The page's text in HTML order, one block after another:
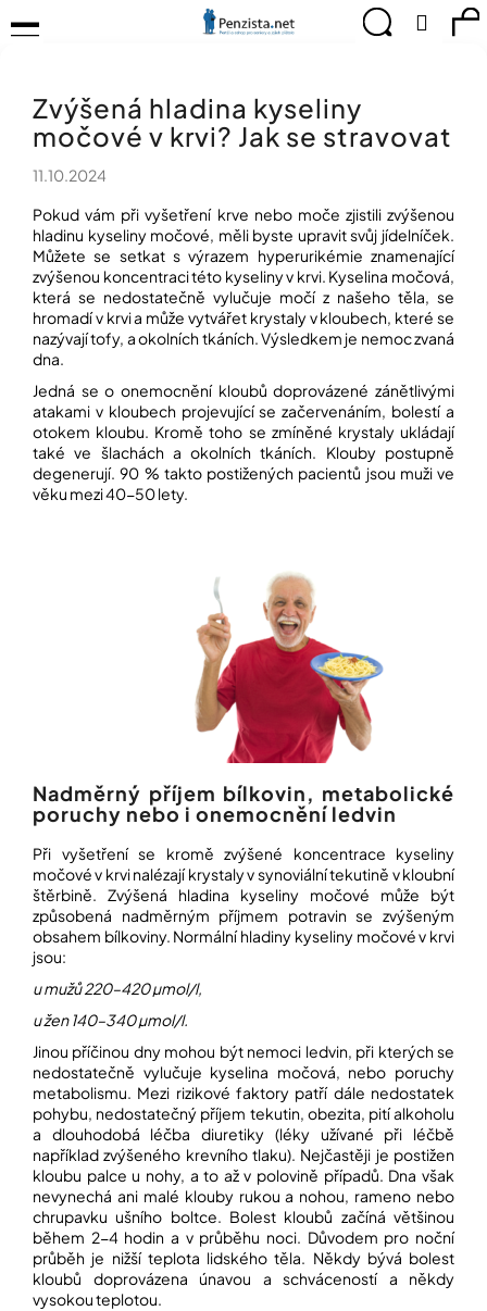
na
TIPY
PRO
ZDRAVÍ
CVIČÍME
PRO
RADOST
OBJEVUJTE
TVOŘTE
CHYTRÝ
PRŮVODCE
MODERNÍM
SVĚTEM
KTERÁ
POSÍLÍ
PAMĚŤ
KONCENTRACI
BAZAR
REPASOVANÉ
POMŮCKY
Přihlášení
Hledat
Menu
Zvýšená hladina kyseliny
močové v krvi? Jak se stravovat
11.10.2024
Pokud vám při vyšetření krve nebo moče zjistili zvýšenou
hladinu kyseliny močové, měli byste upravit svůj jídelníček.
Můžete se setkat s výrazem hyperurikémie znamenající
zvýšenou koncentraci této kyseliny v krvi. Kyselina močová,
která se nedostatečně vylučuje močí z našeho těla, se
hromadí v krvi a může vytvářet krystaly v kloubech, které se
nazývají tofy, a okolních tkáních. Výsledkem je nemoc zvaná
dna.
Jedná se o onemocnění kloubů doprovázené zánětlivými
atakami v kloubech projevující se začervenáním, bolestí a
otokem kloubu. Kromě toho se zmíněné krystaly ukládají
také ve šlachách a okolních tkáních. Klouby postupně
degenerují. 90 % takto postižených pacientů jsou muži ve
věku mezi 40-50 lety.
Nadměrný příjem bílkovin, metabolické
poruchy nebo i onemocnění ledvin
Při vyšetření se kromě zvýšené koncentrace kyseliny
močové v krvi nalézají krystaly v synoviální tekutině v kloubní
štěrbině. Zvýšená hladina kyseliny močové může být
způsobená nadměrným příjmem potravin se zvýšeným
obsahem bílkoviny. Normální hladiny kyseliny močové v krvi
jsou:
u mužů 220–420 µmol/l,
u žen 140–340 µmol/l.
Jinou příčinou dny mohou být nemoci ledvin, při kterých se
nedostatečně vylučuje kyselina močová, nebo poruchy
metabolismu. Mezi rizikové faktory patří dále nedostatek
pohybu, nedostatečný příjem tekutin, obezita, pití alkoholu
a dlouhodobá léčba diuretiky (léky užívané při léčbě
například zvýšeného krevního tlaku). Nejčastěji je postižen
kloubu palce u nohy, a to až v polovině případů. Dna však
nevynechá ani malé klouby rukou a nohou, rameno nebo
chrupavku ušního boltce. Bolest kloubů začíná většinou
během 2-4 hodin a v průběhu noci. Důvodem pro noční
průběh je nižší teplota lidského těla. Někdy bývá bolest
kloubů doprovázena únavou a schváceností a někdy
vysokou teplotou.
o
C
o
o
e
b
u
e
e
n
a
p
o
č
e
m
e